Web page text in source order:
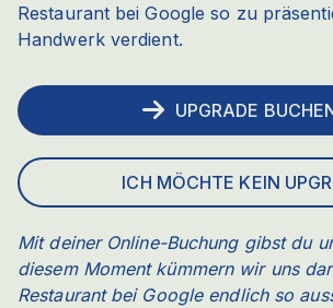
Restaurant bei Google so zu
Handwerk verdient.
UPGRADE
ICH MÖCHTE KEIN
Mit deiner Online-Buchung gibst du
diesem Moment kümmern wir uns
Restaurant bei Google endlich so